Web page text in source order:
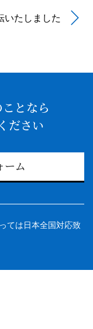
いたしました
となら
ださい
ーム
ては日本全国対応致